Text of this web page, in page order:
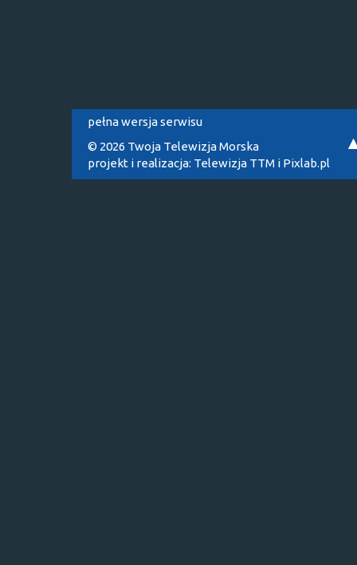
pełna wersja serwisu
© 2026 Twoja Telewizja Morska
projekt i realizacja: Telewizja TTM i Pixlab.pl